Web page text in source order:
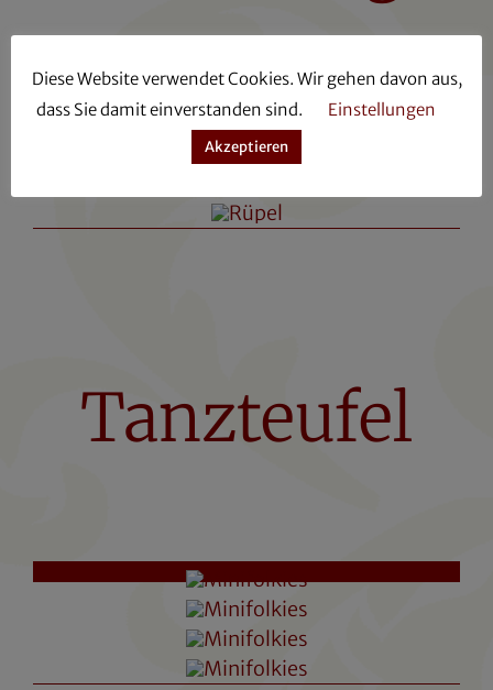
Tanzteufel
Diese Website verwendet Cookies. Wir gehen davon aus,
dass Sie damit einverstanden sind.
Einstellungen
Akzeptieren